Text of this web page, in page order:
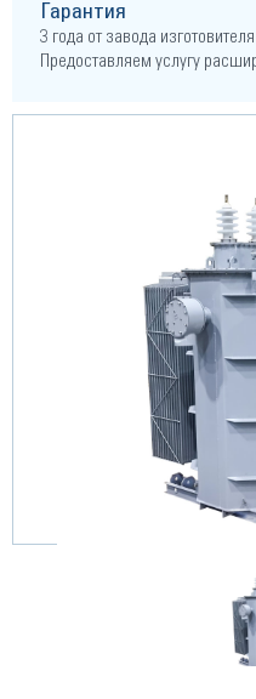
Гарантия
3 года от завода изготовителя
Предоставляем услугу